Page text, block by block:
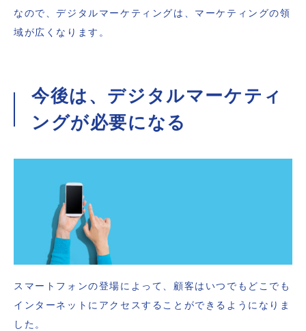
なので、デジタルマーケティングは、マーケティングの領
域が広くなります。
今後は、デジタルマーケティ
ングが必要になる
スマートフォンの登場によって、顧客はいつでもどこでも
インターネットにアクセスすることができるようになりま
した。